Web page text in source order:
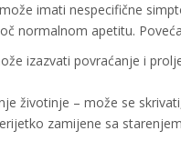
imati nespecifične
normalnom apetitu.
izazvati povraćanje i
životinje – može se
zamijene sa